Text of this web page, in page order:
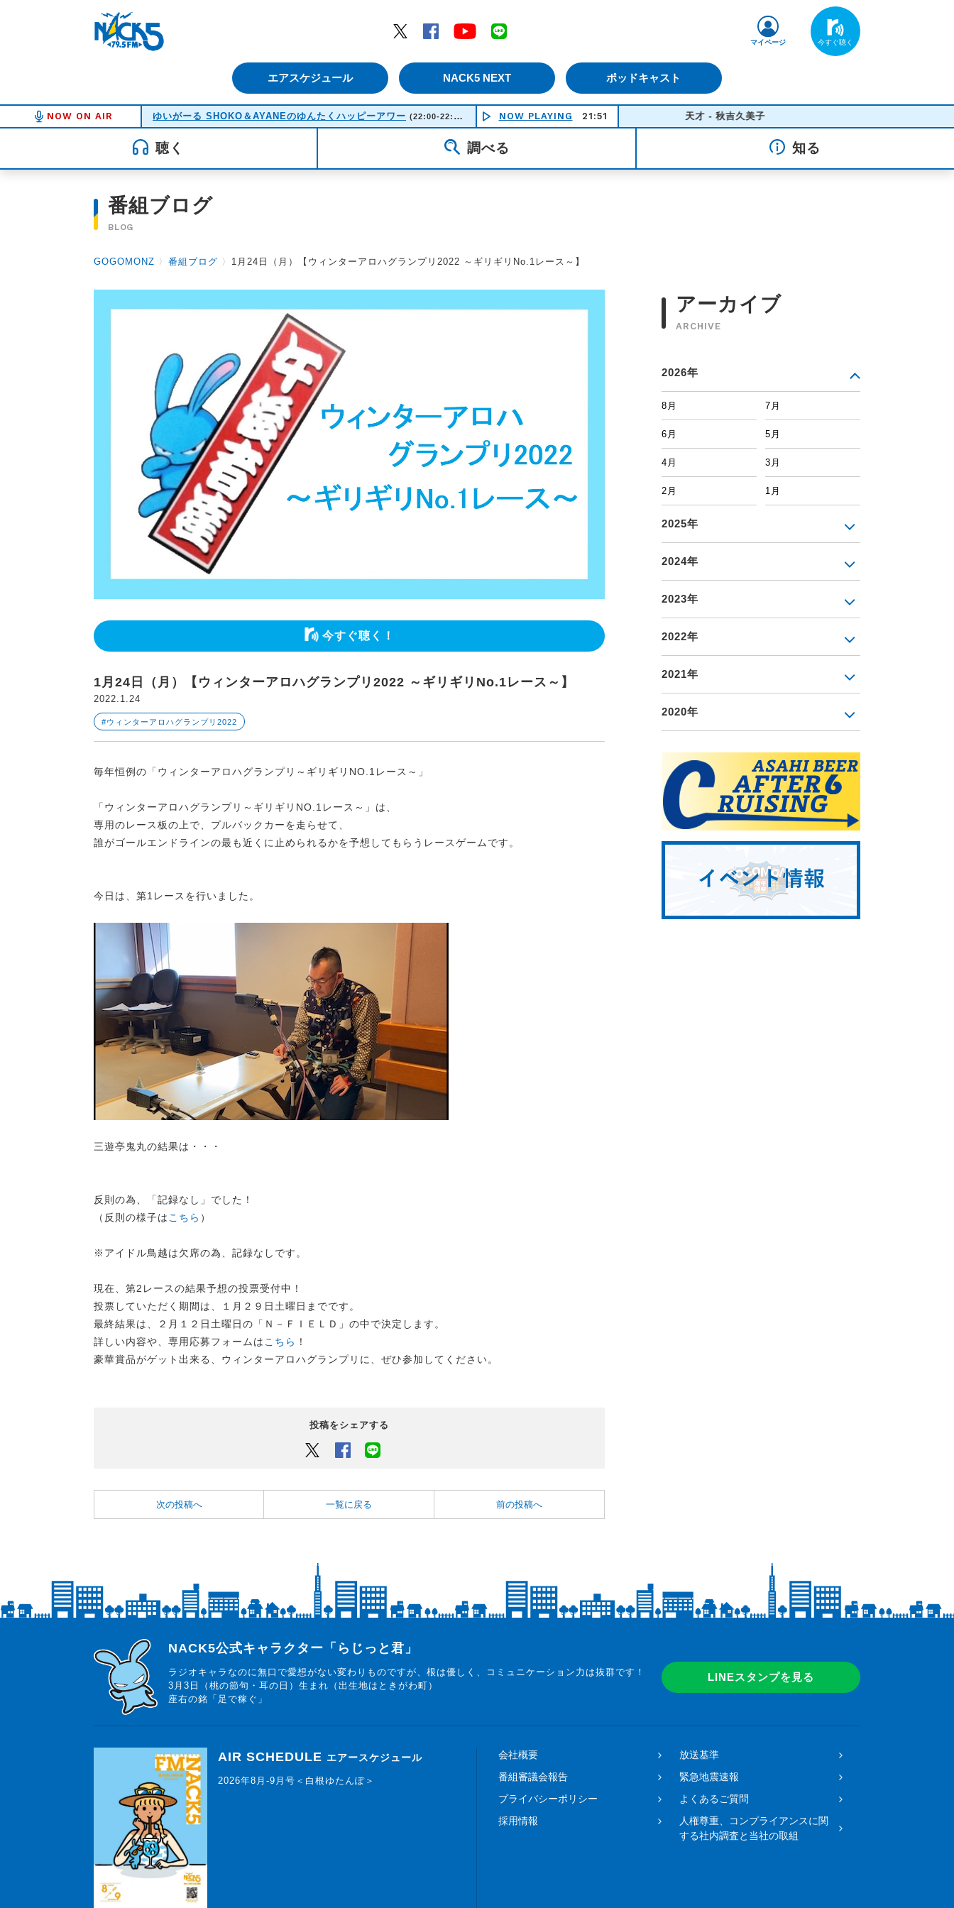
Twitter
Facebook YouTube
エアスケジュール NACK5 NEXT ポッドキャスト
マイページ
NOW ON AIR ゆいがーる SHOKO＆AYANEのゆんたくハッピーアワー (22:00-22:30) NOW PLAYING 21:51 天才 - 秋吉久美子
聴く 調べる 知る
番組ブログ
BLOG
GOGOMONZ 〉 番組ブログ 〉 1月24日（月）【ウィンターアロハグランプリ2022 ～ギリギリNo.1レース～】
今すぐ聴く！
1月24日（月）【ウィンターアロハグランプリ2022 ～ギリギリNo.1レース～】
2022.1.24
#ウィンターアロハグランプリ2022
毎年恒例の「ウィンターアロハグランプリ～ギリギリNO.1レース～」
「ウィンターアロハグランプリ～ギリギリNO.1レース～」は、
専用のレース板の上で、プルバックカーを走らせて、
誰がゴールエンドラインの最も近くに止められるかを予想してもらうレースゲームです。
今日は、第1レースを行いました。
三遊亭鬼丸の結果は・・・
反則の為、「記録なし」でした！
（反則の様子は こちら ）
※アイドル鳥越は欠席の為、記録なしです。
現在、第2レースの結果予想の投票受付中！
投票していただく期間は、１月２９日土曜日までです。
最終結果は、２月１２日土曜日の「Ｎ－ＦＩＥＬＤ」の中で決定します。
詳しい内容や、専用応募フォームは こちら ！
豪華賞品がゲット出来る、ウィンターアロハグランプリに、ぜひ参加してください。
投稿をシェアする
Twitter Facebook
次の投稿へ 一覧に戻る 前の投稿へ
アーカイブ
ARCHIVE
2026年
8月 7月
6月 5月
4月 3月
2月 1月
2025年
2024年
2023年
2022年
2021年
2020年
らじっと君
NACK5公式キャラクター「らじっと君」
ラジオキャラなのに無口で愛想がない変わりものですが、根は優しく、コミュニケーション力は抜群です！
3月3日（桃の節句・耳の日）生まれ（出生地はときがわ町）
座右の銘「足で稼ぐ」
LINEスタンプを見る
AIR SCHEDULE エアースケジュール
2026年8月-9月号＜白根ゆたんぽ＞
会社概要
放送基準
番組審議会報告
緊急地震速報
プライバシーポリシー
よくあるご質問
採用情報
人権尊重、コンプライアンスに関
する社内調査と当社の取組